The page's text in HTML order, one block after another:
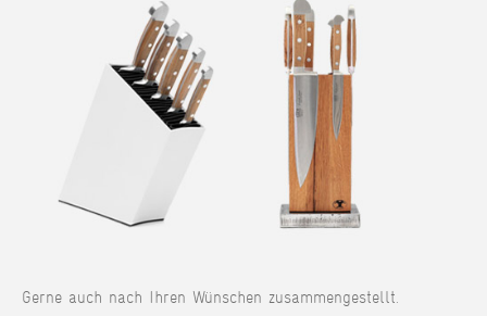
Gerne auch nach Ihren Wünschen zusammengestellt.